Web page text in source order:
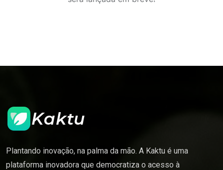
Plantando inovação, na palma da mão. A Kaktu é uma
plataforma inovadora que democratiza o acesso à